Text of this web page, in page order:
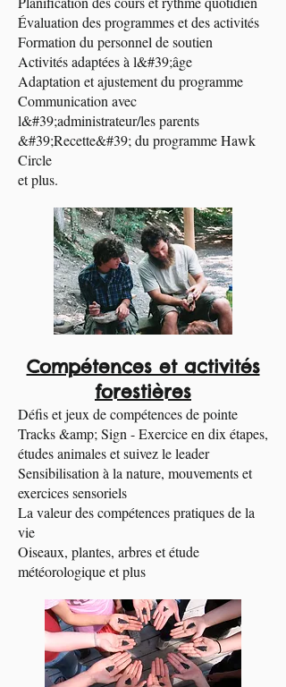
Évaluation des programmes et des activités
Formation du personnel de soutien
Activités adaptées à l&#39;âge
Adaptation et ajustement du programme
Communication avec
l&#39;administrateur/les parents
&#39;Recette&#39; du programme Hawk
Circle
et plus.
Compétences et activités
forestières
Défis et jeux de compétences de pointe
Tracks &amp; Sign - Exercice en dix étapes,
études animales et suivez le leader
Sensibilisation à la nature, mouvements et
exercices sensoriels
La valeur des compétences pratiques de la
vie
Oiseaux, plantes, arbres et étude
météorologique et plus